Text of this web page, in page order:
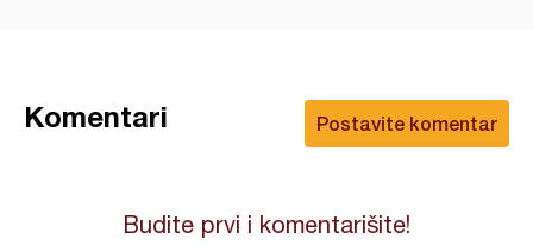
Postavite komentar
Komentari
Budite prvi i komentarišite!